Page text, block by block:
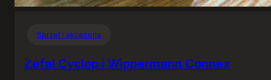
Sprzęt i akcesoria
Zefal Cyclop i Wippermann Connex